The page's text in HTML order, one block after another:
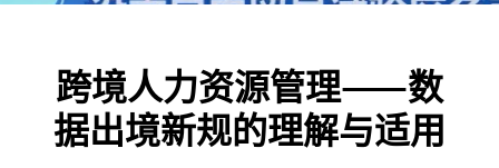
跨境人力资源管理——数
据出境新规的理解与适用